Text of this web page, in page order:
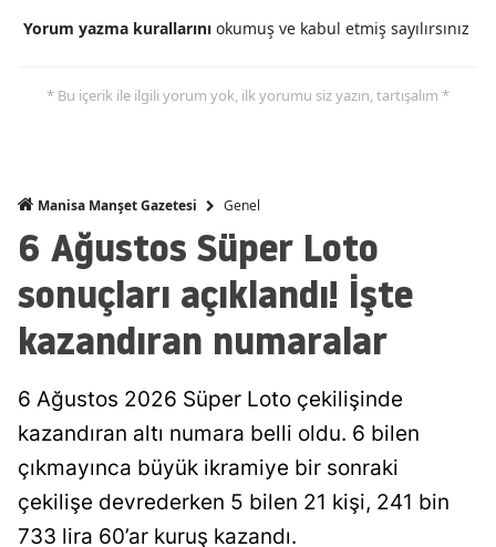
Yorum yazma kurallarını okumuş ve kabul etmiş sayılırsınız
* Bu içerik ile ilgili yorum yok, ilk yorumu siz yazın, tartışalım *
Manisa Manşet Gazetesi Genel
6 Ağustos Süper Loto
sonuçları açıklandı! İşte
kazandıran numaralar
6 Ağustos 2026 Süper Loto çekilişinde
kazandıran altı numara belli oldu. 6 bilen
çıkmayınca büyük ikramiye bir sonraki
çekilişe devrederken 5 bilen 21 kişi, 241 bin
733 lira 60’ar kuruş kazandı.